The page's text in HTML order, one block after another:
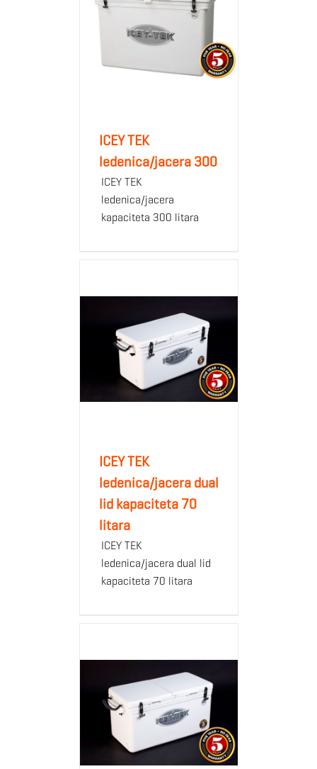
ICEY TEK
ledenica/jacera 300
ICEY TEK
ledenica/jacera
kapaciteta 300 litara
ICEY TEK
ledenica/jacera dual
lid kapaciteta 70
litara
ICEY TEK
ledenica/jacera dual lid
kapaciteta 70 litara